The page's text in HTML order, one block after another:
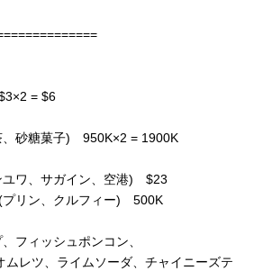
= $6
、砂糖菓子) 950K×2 = 1900K
ユワ、サガイン、空港) $23
プリン、クルフィー) 500K
フィッシュポンコン、
レツ、ライムソーダ、チャイニーズテ